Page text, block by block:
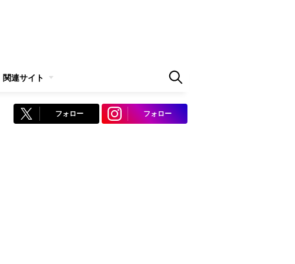
関連サイト
フォロー フォロー